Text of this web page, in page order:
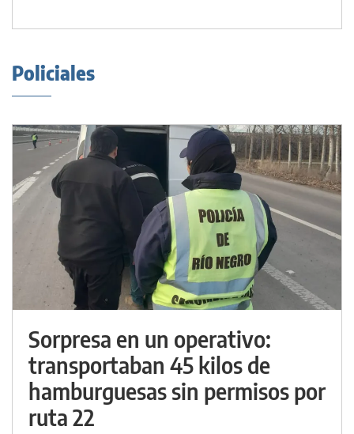
Policiales
Sorpresa en un operativo:
transportaban 45 kilos de
hamburguesas sin permisos por
ruta 22